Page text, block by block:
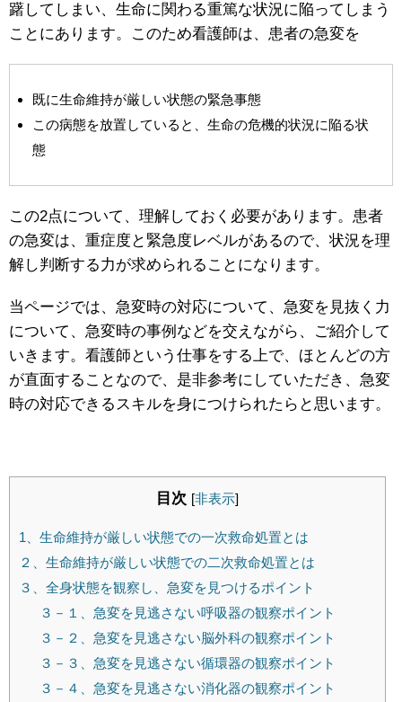
躇してしまい、生命に関わる重篤な状況に陥ってしまう
ことにあります。このため看護師は、患者の急変を
既に生命維持が厳しい状態の緊急事態
この病態を放置していると、生命の危機的状況に陥る状
態
この2点について、理解しておく必要があります。患者
の急変は、重症度と緊急度レベルがあるので、状況を理
解し判断する力が求められることになります。
当ページでは、急変時の対応について、急変を見抜く力
について、急変時の事例などを交えながら、ご紹介して
いきます。看護師という仕事をする上で、ほとんどの方
が直面することなので、是非参考にしていただき、急変
時の対応できるスキルを身につけられたらと思います。
目次 [非表示]
1、生命維持が厳しい状態での一次救命処置とは
２、生命維持が厳しい状態での二次救命処置とは
３、全身状態を観察し、急変を見つけるポイント
３－１、急変を見逃さない呼吸器の観察ポイント
３－２、急変を見逃さない脳外科の観察ポイント
３－３、急変を見逃さない循環器の観察ポイント
３－４、急変を見逃さない消化器の観察ポイント